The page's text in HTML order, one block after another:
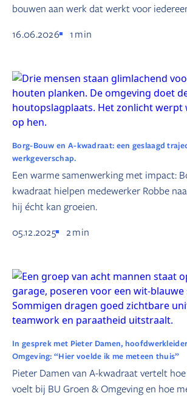
bouwen aan werk dat werkt voor
16.06.2026
1 min
Borg-Bouw en A-kwadraat: een geslaagd
werkgeverschap.
Een warme samenwerking met impact:
kwadraat hielpen medewerker Robbe
hij écht kan groeien.
05.12.2025
2min
In gesprek met Pieter Damen,
Omgeving: “Hier voelde ik me meteen thuis”
Pieter Damen van A-kwadraat vertelt
voelt bij BU Groen & Omgeving en hoe